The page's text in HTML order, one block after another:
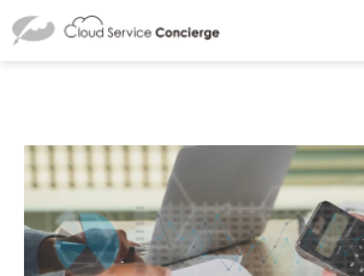
選ばれる理由
資料ダウンロード